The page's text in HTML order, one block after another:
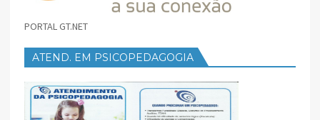
PORTAL GT.NET
ATEND. EM PSICOPEDAGOGIA